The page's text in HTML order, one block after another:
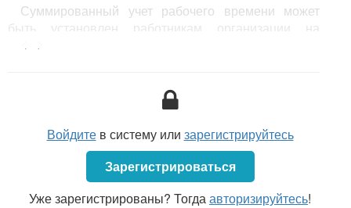
Суммированный учет рабочего времени может
быть установлен работникам организации на
основании и в порядке, предусмотренном
Войдитев систему или зарегистрируйтесь
Зарегистрироваться
Уже зарегистрированы? Тогдаавторизируйтесь!